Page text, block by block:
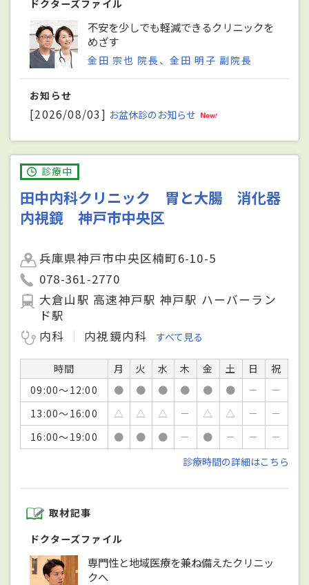
ドクターズファイル
不安を少しでも軽減できるクリニックを
めざす
金田 宗也 院長、金田 明子 副院長
お知らせ
[2026/08/03] お盆休診のお知らせ
診療中
田中内科クリニック 胃と大腸 消化器
内視鏡 神戸市中央区
兵庫県神戸市中央区楠町6-10-5
078-361-2770
大倉山駅 高速神戸駅 神戸駅 ハーバーラン
ド駅
内科
内視鏡内科 すべて見る
時間 月 火 水 木 金 土 日
祝
09:00～12:00
● ● ● ● ● ● －
－
13:00～16:00
△ △ △ － △ △ －
－
16:00～19:00
● ● ● － ● － －
－
診療時間の詳細はこちら
取材記事
ドクターズファイル
専門性と地域医療を兼ね備えたクリニッ
クへ